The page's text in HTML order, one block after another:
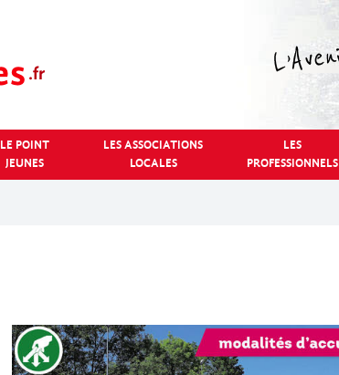
LE POINT
JEUNES
LES ASSOCIATIONS
LOCALES
LES
PROFESSIONNELS